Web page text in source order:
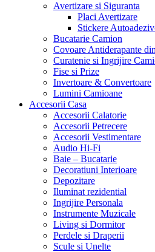
Avertizare si Siguranta
Placi Avertizare
Stickere
Bucatarie Camion
Covoare Antiderapante
Curatenie si Ingrijire
Fise si Prize
Invertoare & Convertoare
Lumini Camioane
Accesorii Casa
Accesorii Calatorie
Accesorii Petrecere
Accesorii Vestimentare
Audio Hi-Fi
Baie – Bucatarie
Decoratiuni Interioare
Depozitare
Iluminat rezidential
Ingrijire Personala
Instrumente Muzicale
Living si Dormitor
Perdele si Draperii
Scule si Unelte